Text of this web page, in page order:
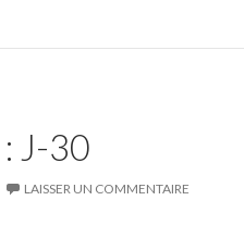
J-30
LAISSER UN COMMENTAIRE